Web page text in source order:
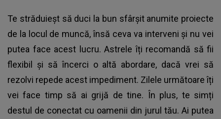
Te străduieșt să duci la bun sfârșit anumite proiecte
de la locul de muncă, însă ceva va interveni și nu vei
putea face acest lucru. Astrele îți recomandă să fii
flexibil și să încerci o altă abordare, dacă vrei să
rezolvi repede acest impediment. Zilele următoare îți
vei face timp să ai grijă de tine. În plus, te simți
destul de conectat cu oamenii din jurul tău. Ai putea